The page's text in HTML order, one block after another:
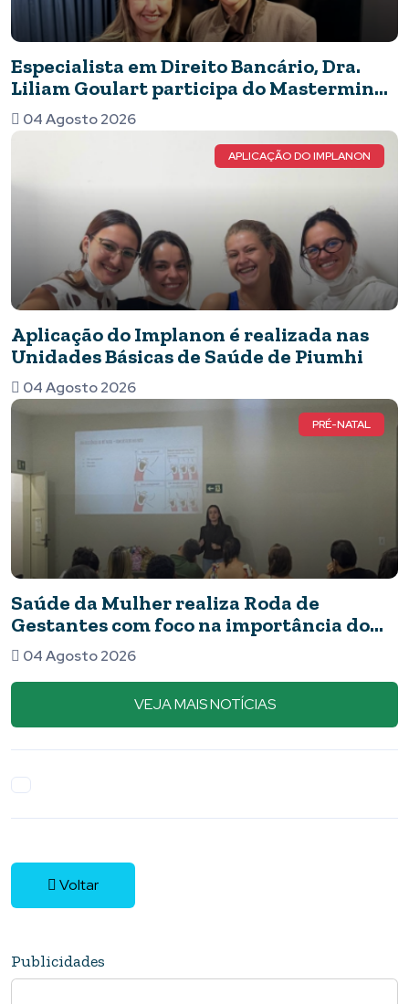
Especialista em Direito Bancário, Dra.
Liliam Goulart participa do Mastermind
Dinastia Black sobre Marketing e
Inteligência Artificial
04 Agosto 2026
APLICAÇÃO DO IMPLANON
Aplicação do Implanon é realizada nas
Unidades Básicas de Saúde de Piumhi
04 Agosto 2026
PRÉ-NATAL
Saúde da Mulher realiza Roda de
Gestantes com foco na importância do
pré-natal
04 Agosto 2026
VEJA MAIS NOTÍCIAS
Voltar
Publicidades